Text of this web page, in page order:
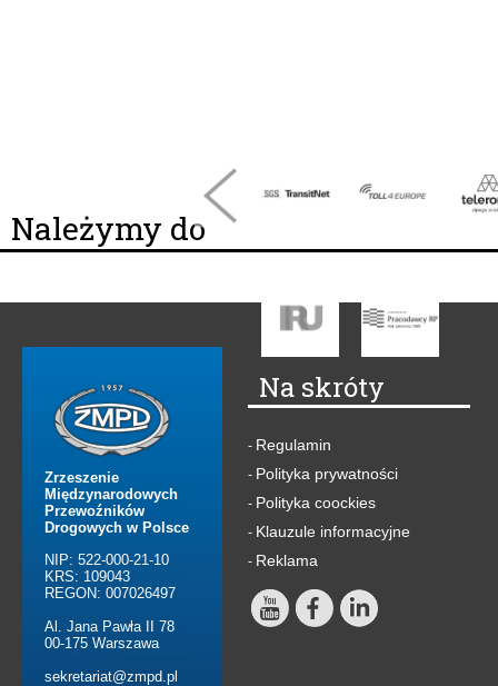
Należymy do
Zrzeszenie
Międzynarodowych
Przewoźników
Drogowych w Polsce
NIP: 522-000-21-10
KRS: 109043
REGON: 007026497
Al. Jana Pawła II 78
00-175 Warszawa
sekretariat@zmpd.pl
Na skróty
- Regulamin
- Polityka prywatności
- Polityka coockies
- Klauzule informacyjne
- Reklama